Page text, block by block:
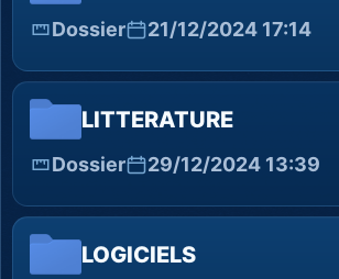
Dossier 21/12/2024 17:14
LITTERATURE
Dossier 29/12/2024 13:39
LOGICIELS